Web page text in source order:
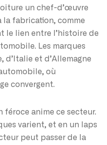
un chef-d’œuvre
la fabrication, comme
le lien entre l’histoire de
Les marques
d’Italie et d’Allemagne
où
convergent.
anime ce secteur.
varient, et en un laps
peut passer de la